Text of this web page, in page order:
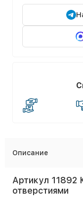
Описание
Артикул 11892
отверстиями